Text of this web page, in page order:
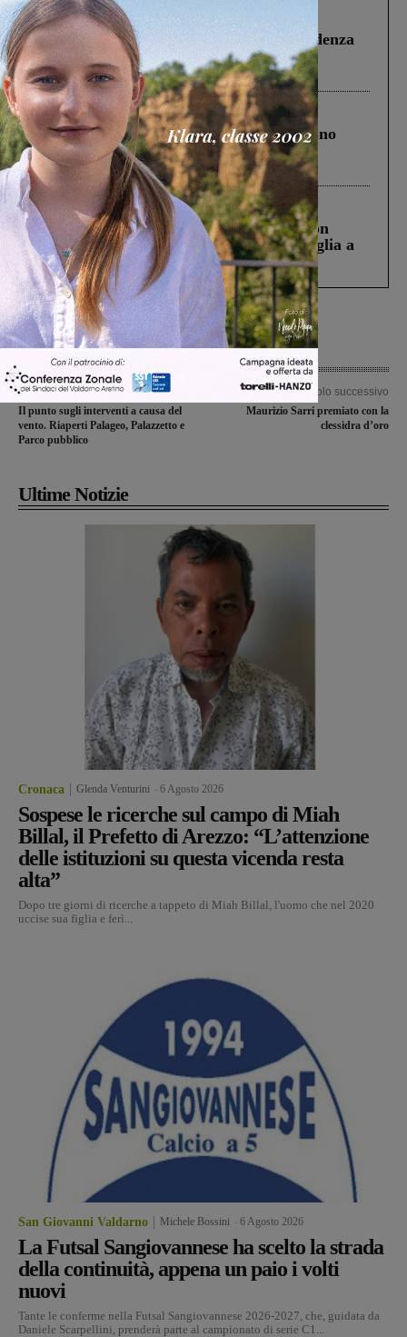
Figline Incisa Valdarno 1 Agosto 2026
Piscina di Figline finanziata oltre la scadenza
Pnrr, il gruppo di Fratelli d’Italia: “Un
ringraziamento al Governo”
Cronaca 4 Agosto 2026
Un anno fa la strage in A1 in cui morirono
Gianni, Giulia e Franco. Lo schianto, il
processo, lo stop ai sorpassi fra tir....
Cronaca 3 Agosto 2026
Scomparso da una struttura di Castiglion
Fiorentino l’uomo che aveva ucciso la figlia a
Levane nel 2020
Articolo precedente
Il punto sugli interventi a causa del
vento. Riaperti Palageo, Palazzetto e
Parco pubblico
Articolo successivo
Maurizio Sarri premiato con la
clessidra d’oro
Ultime Notizie
Cronaca Glenda Venturini 6 Agosto 2026
Sospese le ricerche sul campo di Miah
Billal, il Prefetto di Arezzo: “L’attenzione
delle istituzioni su questa vicenda resta
alta”
Dopo tre giorni di ricerche a tappeto di Miah Billal, l'uomo che nel 2020
uccise sua figlia e ferì...
San Giovanni Valdarno Michele Bossini 6 Agosto 2026
La Futsal Sangiovannese ha scelto la strada
della continuità, appena un paio i volti
nuovi
Tante le conferme nella Futsal Sangiovannese 2026-2027, che, guidata da
Daniele Scarpellini, prenderà parte al campionato di serie C1...